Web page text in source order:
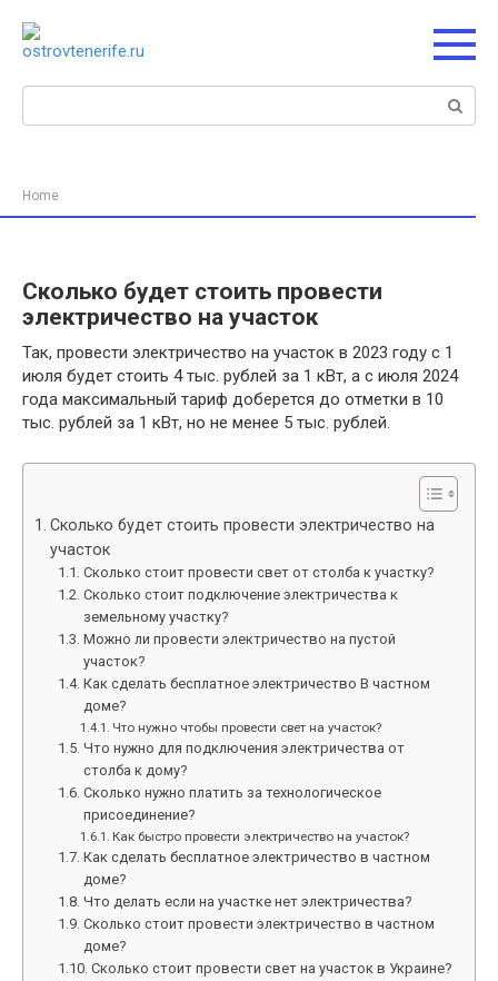
контенту
Поиск:
Home
Сколько будет стоить провести
электричество на участок
Так, провести электричество на участок в 2023 году с 1
июля будет стоить 4 тыс. рублей за 1 кВт, а с июля 2024
года максимальный тариф доберется до отметки в 10
тыс. рублей за 1 кВт, но не менее 5 тыс. рублей.
Сколько будет стоить провести электричество на
участок
Сколько стоит провести свет от столба к участку?
Сколько стоит подключение электричества к
земельному участку?
Можно ли провести электричество на пустой
участок?
Как сделать бесплатное электричество В частном
доме?
Что нужно чтобы провести свет на участок?
Что нужно для подключения электричества от
столба к дому?
Сколько нужно платить за технологическое
присоединение?
Как быстро провести электричество на участок?
Как сделать бесплатное электричество в частном
доме?
Что делать если на участке нет электричества?
Сколько стоит провести электричество в частном
доме?
Сколько стоит провести свет на участок в Украине?